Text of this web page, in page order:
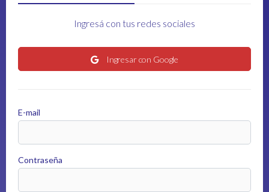
Ingresá con tus redes sociales
Ingresar con Google
E-mail
Contraseña